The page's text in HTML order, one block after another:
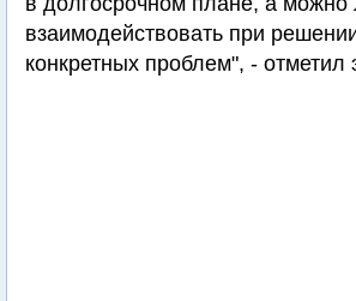
взаимодействовать при
конкретных проблем", - отметил